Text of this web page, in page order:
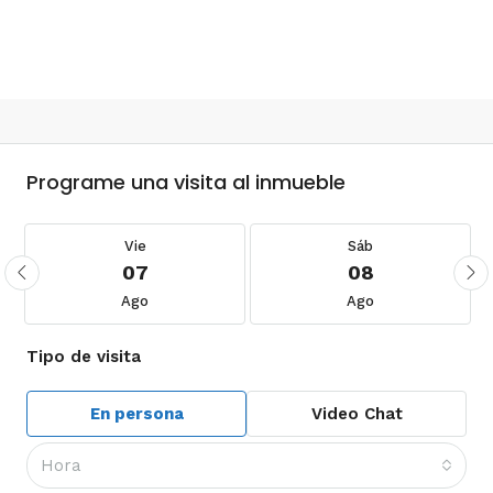
Programe una visita al inmueble
Vie
07
Ago
Sáb
08
Ago
Tipo de visita
En persona Video Chat
Hora